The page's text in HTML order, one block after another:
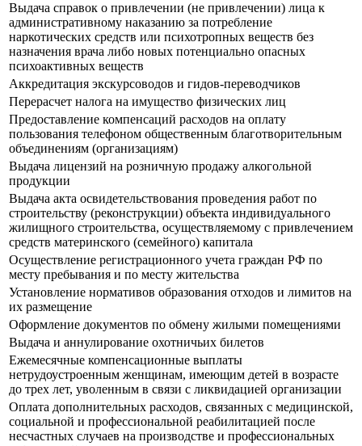
Выдача справок о привлечении (не привлечении) лица к
административному наказанию за потребление
наркотических средств или психотропных веществ без
назначения врача либо новых потенциально опасных
психоактивных веществ
Аккредитация экскурсоводов и гидов-переводчиков
Перерасчет налога на имущество физических лиц
Предоставление компенсаций расходов на оплату
пользования телефоном общественным благотворительным
объединениям (организациям)
Выдача лицензий на розничную продажу алкогольной
продукции
Выдача акта освидетельствования проведения работ по
строительству (реконструкции) объекта индивидуального
жилищного строительства, осуществляемому с привлечением
средств материнского (семейного) капитала
Осуществление регистрационного учета граждан РФ по
месту пребывания и по месту жительства
Установление нормативов образования отходов и лимитов на
их размещение
Оформление документов по обмену жилыми помещениями
Выдача и аннулирование охотничьих билетов
Ежемесячные компенсационные выплаты
нетрудоустроенным женщинам, имеющим детей в возрасте
до трех лет, уволенным в связи с ликвидацией организации
Оплата дополнительных расходов, связанных с медицинской,
социальной и профессиональной реабилитацией после
несчастных случаев на производстве и профессиональных